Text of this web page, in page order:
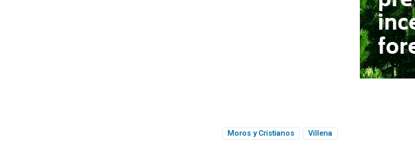
Moros y Cristianos Villena